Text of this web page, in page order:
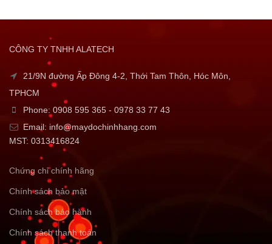
CÔNG TY TNHH ALATECH
21/9N đường Ấp Đông 4-2, Thới Tam Thôn, Hóc Môn,
TPHCM
Phone: 0908 595 365 - 0978 33 77 43
Email: info@maydochinhhang.com
MST: 0313416824
Chứng chỉ chính hãng
Chính sách bảo mật
Chính sách bảo hành
Chính sách thanh toán